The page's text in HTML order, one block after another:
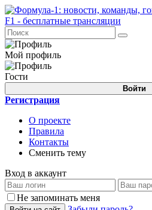
Мой профиль
Гости
Войти
Регистрация
О проекте
Правила
Контакты
Сменить тему
Вход в аккаунт
Не запоминать меня